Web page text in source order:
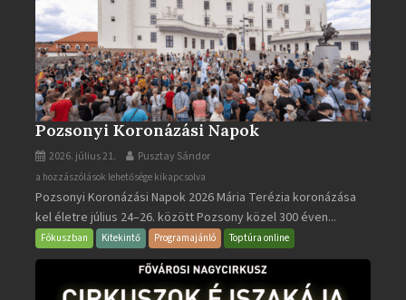
Pozsonyi Koronázási Napok
2026. július 21. Pusztay Sándor
Pozsonyi
Koronázási
Napok
bejegyzéshez
a hozzászólások lehetősége kikapcsolva
Pozsonyi Koronázási Napok 2026 Mária Terézia koronázása
kel életre július 24–26. között Pozsony közel 300 éven...
Fókuszban Kitekintő Programajánló Toptúra online